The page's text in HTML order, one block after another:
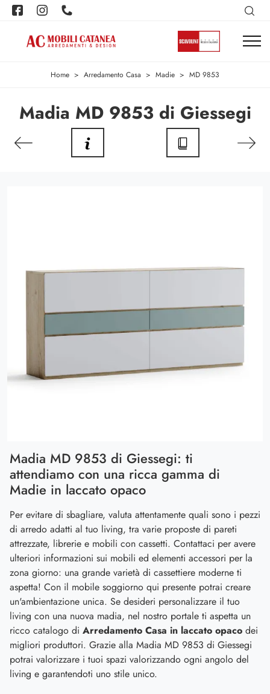
Home > Arredamento Casa > Madie > MD 9853
Madia MD 9853 di Giessegi
Madia MD 9853 di Giessegi: ti
attendiamo con una ricca gamma di
Madie in laccato opaco
Per evitare di sbagliare, valuta attentamente quali sono i pezzi
di arredo adatti al tuo living, tra varie proposte di pareti
attrezzate, librerie e mobili con cassetti. Contattaci per avere
ulteriori informazioni sui mobili ed elementi accessori per la
zona giorno: una grande varietà di cassettiere moderne ti
aspetta! Con il mobile soggiorno qui presente potrai creare
un'ambientazione unica. Se desideri personalizzare il tuo
living con una nuova madia, nel nostro portale ti aspetta un
ricco catalogo di Arredamento Casa in laccato opaco dei
migliori produttori. Grazie alla Madia MD 9853 di Giessegi
potrai valorizzare i tuoi spazi valorizzando ogni angolo del
living e garantendoti uno stile unico.